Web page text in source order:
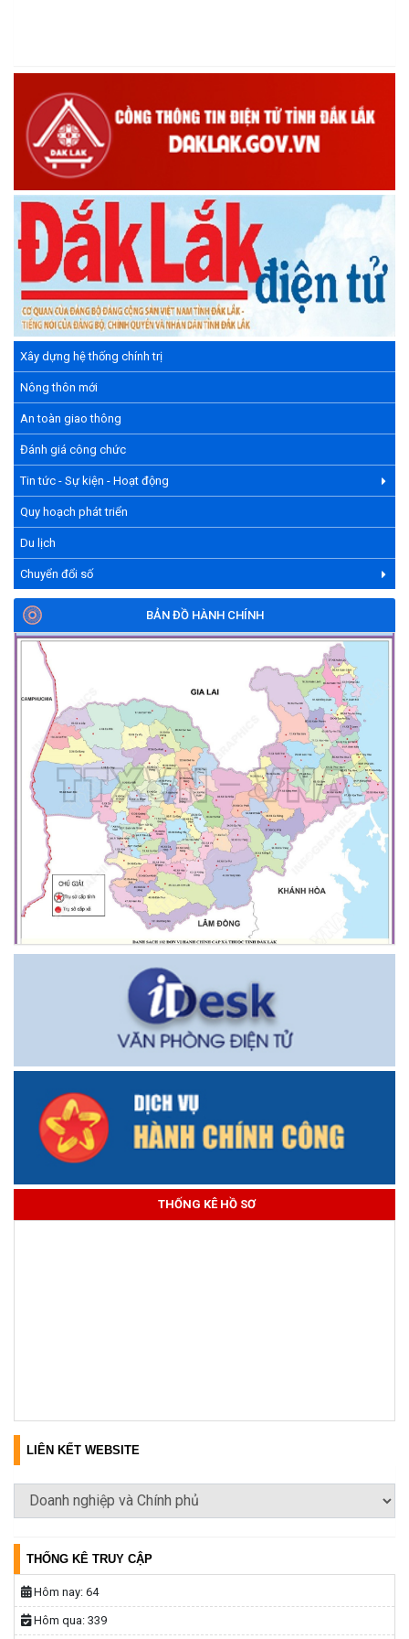
Xây dựng hệ thống chính trị
Nông thôn mới
An toàn giao thông
Đánh giá công chức
Tin tức - Sự kiện - Hoạt động
Quy hoạch phát triển
Du lịch
Chuyển đổi số
BẢN ĐỒ HÀNH CHÍNH
THỐNG KÊ HỒ SƠ
LIÊN KẾT WEBSITE
THỐNG KÊ TRUY CẬP
Hôm nay: 64
Hôm qua: 339
(14/05/2026)
Chương trình kỷ niệm 85 năm ngày thành lập Đội TNTP Hồ Chí
Minh (15/05/1941 – 15/05/2026) và kỷ niệm 136 năm ngày
sinh Chủ tịch Hồ Chí Minh (19/05/1890 – 19/05/2026).
(14/05/2026)